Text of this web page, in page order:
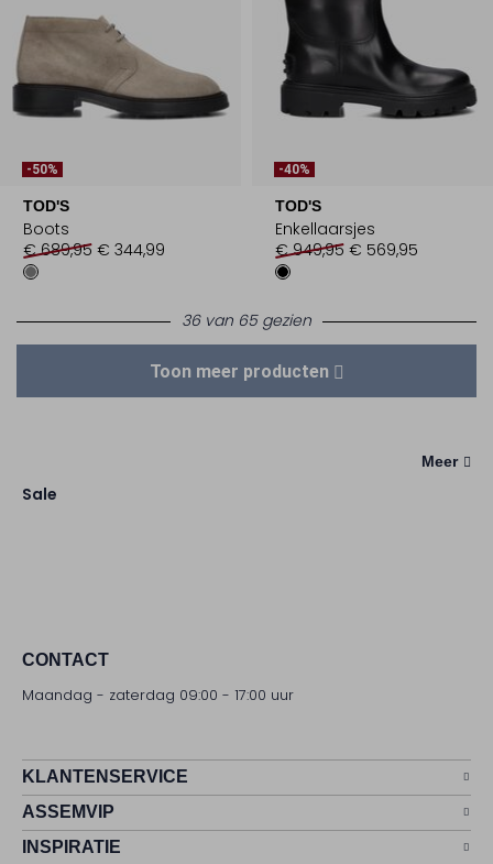
-50%
TOD'S
Boots
€ 689,95 € 344,99
-40%
TOD'S
Enkellaarsjes
€ 949,95 € 569,95
36 van 65 gezien
Toon meer producten
Meer
Sale
CONTACT
Maandag - zaterdag 09:00 - 17:00 uur
KLANTENSERVICE
ASSEMVIP
INSPIRATIE